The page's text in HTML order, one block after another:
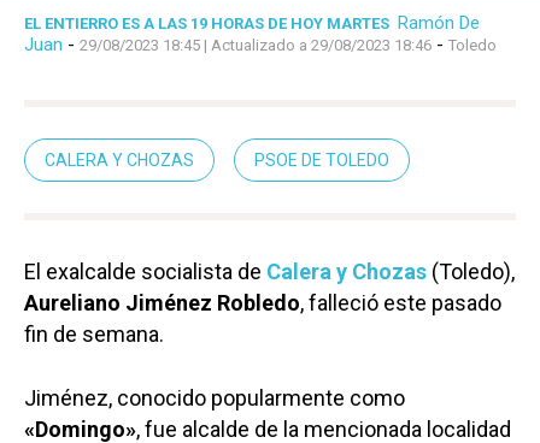
EL ENTIERRO ES A LAS 19 HORAS DE HOY MARTES Ramón De
Juan - 29/08/2023 18:45 | Actualizado a 29/08/2023 18:46 - Toledo
CALERA Y CHOZAS PSOE DE TOLEDO
El exalcalde socialista de Calera y Chozas (Toledo),
Aureliano Jiménez Robledo, falleció este pasado
fin de semana.
Jiménez, conocido popularmente como
«Domingo», fue alcalde de la mencionada localidad